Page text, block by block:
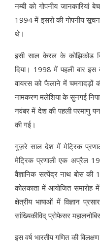
नम्बी को गोपनीय
1994 में इसरो की गोपनीय
थे।
इसी साल केरल के कोझिकोड
दिया। 1998 में पहली बार इस
वायरस को फैलाने में चमगादड़ों
नामकरण मलेशिया के सुनगई
नवंबर में देश की पहली परमाणु
की गई।
गुज़रे साल देश में मेट्रिक
मेट्रिक प्रणाली एक अप्रैल
वैज्ञानिक सत्येंद्र नाथ बोस
कोलकाता में आयोजित समारोह
क्षेत्रीय भाषाओं में विज्ञान
सांख्यिकीविद् प्रोफेसर
इस वर्ष भारतीय गणित की